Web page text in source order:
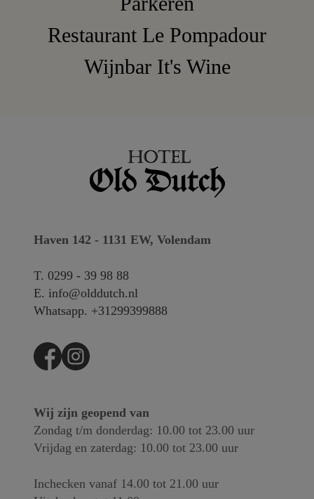
Restaurant Le Pompadour
Wijnbar It's Wine
Haven 142 - 1131 EW, Volendam
T. 0299 - 39 98 88
E. info@olddutch.nl
Whatsapp. +31299399888
Wij zijn geopend van
Zondag t/m donderdag: 10.00 tot 23.00 uur
Vrijdag en zaterdag: 10.00 tot 23.00 uur
Inchecken vanaf 14.00 tot 21.00 uur